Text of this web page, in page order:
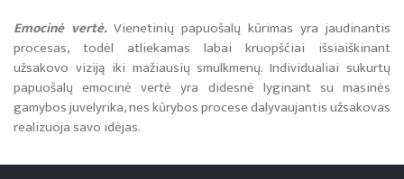
Emocinė vertė.Vienetinių papuošalų kūrimas yra jaudinantis
procesas, todėl atliekamas labai kruopščiai išsiaiškinant
užsakovo viziją iki mažiausių smulkmenų. Individualiai sukurtų
papuošalų emocinė vertė yra didesnė lyginant su masinės
gamybos juvelyrika, nes kūrybos procese dalyvaujantis užsakovas
realizuoja savo idėjas.